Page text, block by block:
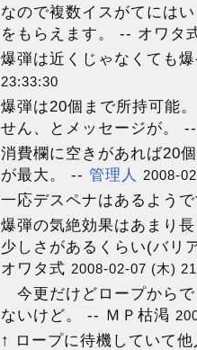
なので複数イスがてには
をもらえます。 -- オワタ
爆弾は近くじゃなくても
23:33:30
爆弾は20個まで所持可能
せん、とメッセージが。
消費欄に空きがあれば20
が最大。 -- 管理人 2008-
一応デスペナはあるよう
爆弾の気絶効果はあまり
少しさがあるくらい(バリ
オワタ式 2008-02-07 (木)
今更だけどロープから
ないけど。 -- ＭＰ枯渇
↑ ロープに待機していて